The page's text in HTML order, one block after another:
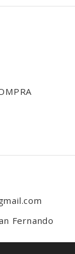
Fernando